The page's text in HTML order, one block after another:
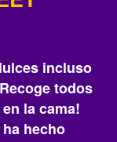
incluso
todos
la cama!
hecho